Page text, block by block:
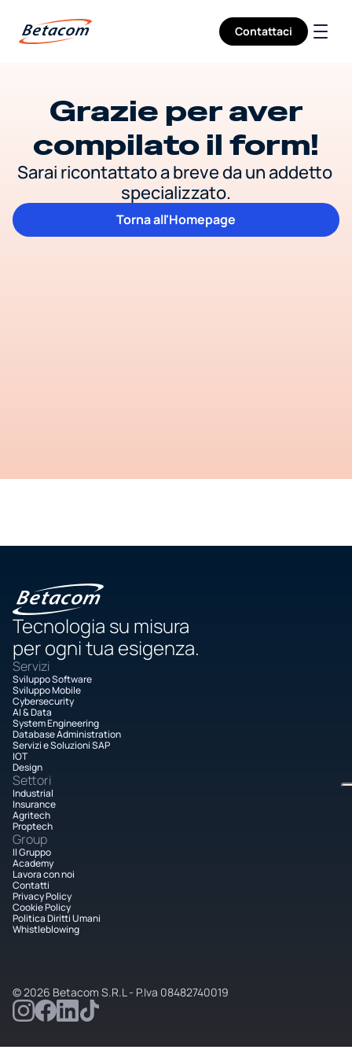
Careers
Contattaci
Grazie per aver
compilato il form!
Sarai ricontattato a breve da un addetto
specializzato.
Torna all'Homepage
Tecnologia su misura
per ogni tua esigenza.
Servizi
Sviluppo Software
Sviluppo Mobile
Cybersecurity
AI & Data
System Engineering
Database Administration
Servizi e Soluzioni SAP
IOT
Design
Settori
Industrial
Insurance
Agritech
Proptech
Group
Il Gruppo
Academy
Lavora con noi
Contatti
Privacy Policy
Cookie Policy
Politica Diritti Umani
Whistleblowing
© 2026 Betacom S.R.L - P.Iva 08482740019